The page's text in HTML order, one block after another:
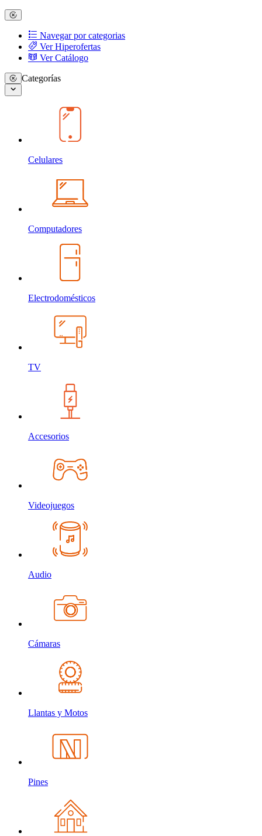
Navegar por categorias
Ver Hiperofertas
Ver Catálogo
Categorías
Celulares
Computadores
Electrodomésticos
TV
Accesorios
Videojuegos
Audio
Cámaras
Llantas y Motos
Pines